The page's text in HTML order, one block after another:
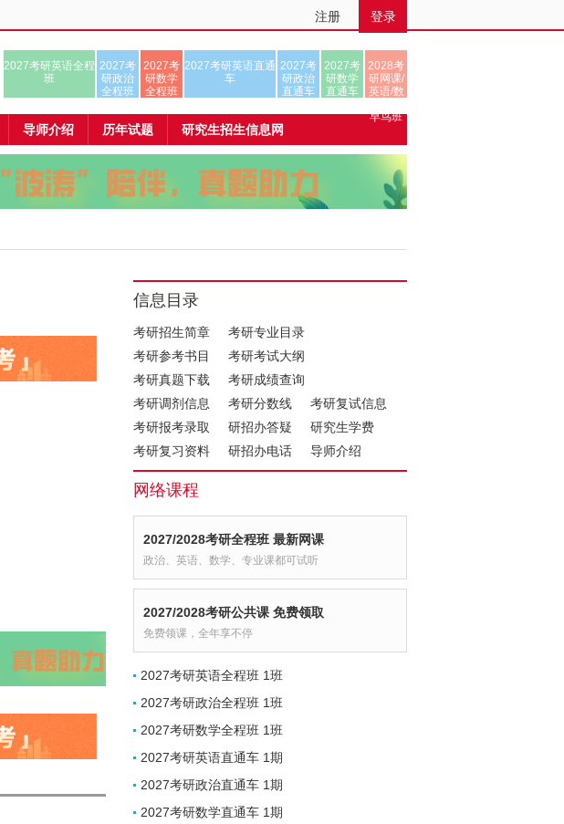
注册 登录
2027考研英语全程
班
2027考
研政治
全程班
2027考
研数学
全程班
2027考研英语直通
车
2027考
研政治
直通车
2027考
研数学
直通车
2028考
研网课/
英语/数
早鸟班
导师介绍 历年试题 研究生招生信息网
信息目录
考研招生简章
考研专业目录
考研参考书目
考研考试大纲
考研真题下载
考研成绩查询
考研调剂信息
考研分数线
考研复试信息
考研报考录取
研招办答疑
研究生学费
考研复习资料
研招办电话 导师介绍
网络课程
2027/2028考研全程班 最新网课
政治、英语、数学、专业课都可试听
2027/2028考研公共课 免费领取
免费领课，全年享不停
2027考研英语全程班 1班
2027考研政治全程班 1班
2027考研数学全程班 1班
2027考研英语直通车 1期
2027考研政治直通车 1期
2027考研数学直通车 1期